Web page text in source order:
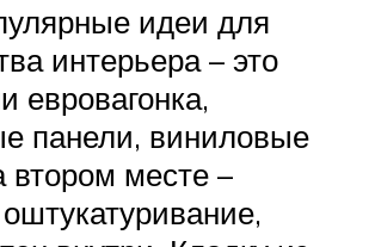
идеи для
интерьера – это
евровагонка,
панели, виниловые
втором месте –
оштукатуривание,